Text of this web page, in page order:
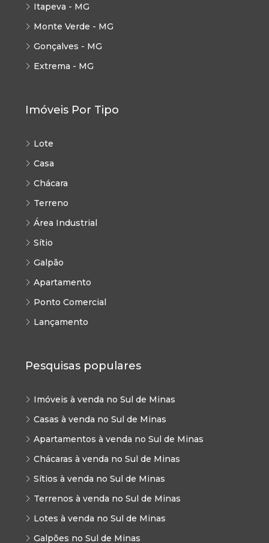
Itapeva - MG
Monte Verde - MG
Gonçalves - MG
Extrema - MG
Imóveis Por Tipo
Lote
Casa
Chácara
Terreno
Área Industrial
Sítio
Galpão
Apartamento
Ponto Comercial
Lançamento
Pesquisas populares
Imóveis à venda no Sul de Minas
Casas à venda no Sul de Minas
Apartamentos à venda no Sul de Minas
Chácaras à venda no Sul de Minas
Sítios à venda no Sul de Minas
Terrenos à venda no Sul de Minas
Lotes à venda no Sul de Minas
Galpões no Sul de Minas